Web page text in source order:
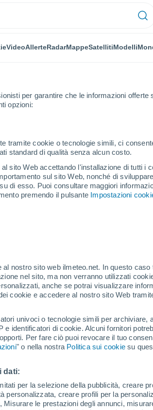
per garantire che le informazioni offerte
opzioni:
tramite cookie o tecnologie simili, ci
standard di qualità senza alcun costo.
sito Web accettando l'installazione di tutti i
sul sito Web, nonché di
di esso. Puoi consultare maggiori
premendo il pulsante Impostazioni
nostro sito web ilmeteo.net. In questo caso
nel sito, ma non verranno utilizzati
anche se potrai visualizzare
cookie e accedere al nostro sito Web
univoci o tecnologie simili per archiviare,
identificatori di cookie. Alcuni fornitori
Per fare ciò puoi revocare il tuo
" o nella nostra Politica sui cookie su
dati:
per la selezione della pubblicità, creare
personalizzata, creare profili per la
le prestazioni degli annunci,
VideoAllerteRadarMappeSatellitiModelli
crisi sismica
terremoti che
metropoli, ritenute
a improvvisi scuotimenti del